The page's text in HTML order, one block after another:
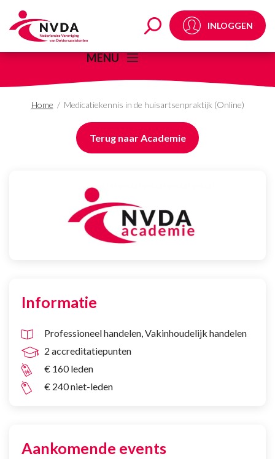
Medicatiekennis inINLOGGEN
MENU
Home / Medicatiekennis in de huisartsenpraktijk (Online)
Terug naar Academie
Informatie
Professioneel handelen Vakinhoudelijk handelen
2 accreditatiepunten
€ 160 leden
€ 240 niet-leden
Aankomende events